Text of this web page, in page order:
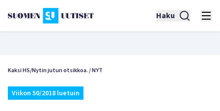
Haku
Kaksi HS/Nytin jutun otsikkoa./NYT
Viikon 50/2018 luetuin